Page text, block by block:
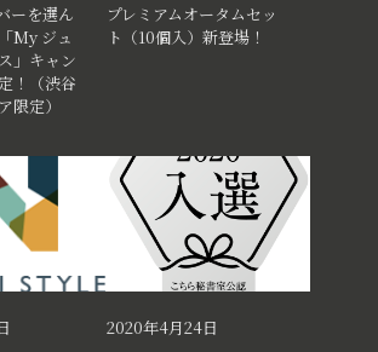
ーを選ん
My ジュ
」キャン
！（渋谷
限定）
プレミアムオータムセッ
ト（10個入）新登場！
2020年4月24日